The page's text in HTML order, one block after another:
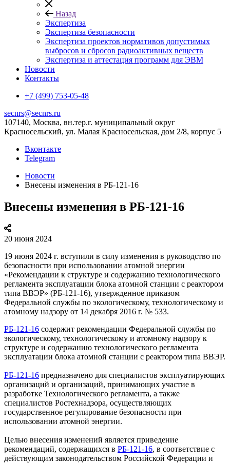
Назад
Экспертиза
Экспертиза безопасности
Экспертиза проектов нормативов допустимых
выбросов и сбросов радиоактивных веществ
Экспертиза и аттестация программ для ЭВМ
Новости
Контакты
+7 (499) 753-05-48
secnrs@secnrs.ru
107140, Москва, вн.тер.г. муниципальный округ
Красносельский, ул. Малая Красносельская, дом 2/8, корпус 5
Вконтакте
Telegram
Новости
Внесены изменения в РБ-121-16
Внесены изменения в РБ-121-16
20 июня 2024
19 июня 2024 г. вступили в силу изменения в руководство по
безопасности при использовании атомной энергии
«Рекомендации к структуре и содержанию технологического
регламента эксплуатации блока атомной станции с реактором
типа ВВЭР» (РБ-121-16), утвержденное приказом
Федеральной службы по экологическому, технологическому и
атомному надзору от 14 декабря 2016 г. № 533.
РБ-121-16 содержит рекомендации Федеральной службы по
экологическому, технологическому и атомному надзору к
структуре и содержанию технологического регламента
эксплуатации блока атомной станции с реактором типа ВВЭР.
РБ-121-16 предназначено для специалистов эксплуатирующих
организаций и организаций, принимающих участие в
разработке Технологического регламента, а также
специалистов Ростехнадзора, осуществляющих
государственное регулирование безопасности при
использовании атомной энергии.
Целью внесения изменений является приведение
рекомендаций, содержащихся в РБ-121-16, в соответствие с
действующим законодательством Российской Федерации и